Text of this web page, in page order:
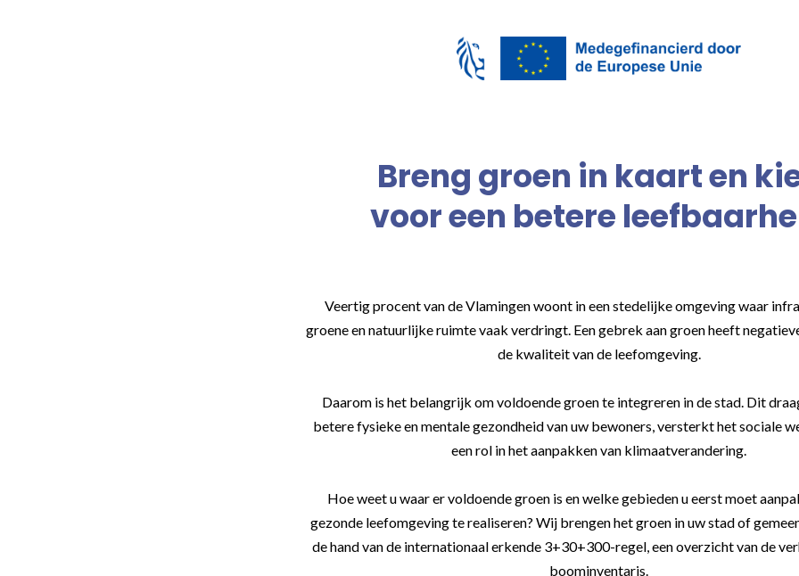
Breng groen in kaart en
voor een betere
Veertig procent van de Vlamingen woont in een stedelijke omgeving waar
groene en natuurlijke ruimte vaak verdringt. Een gebrek aan groen heeft
de kwaliteit van de leefomgeving.
Daarom is het belangrijk om voldoende groen te integreren in de stad. Dit
betere fysieke en mentale gezondheid van uw bewoners, versterkt het sociale
een rol in het aanpakken van klimaatverandering.
Hoe weet u waar er voldoende groen is en welke gebieden u eerst moet
gezonde leefomgeving te realiseren? Wij brengen het groen in uw stad of
de hand van de internationaal erkende 3+30+300-regel, een overzicht van de
boominventaris.